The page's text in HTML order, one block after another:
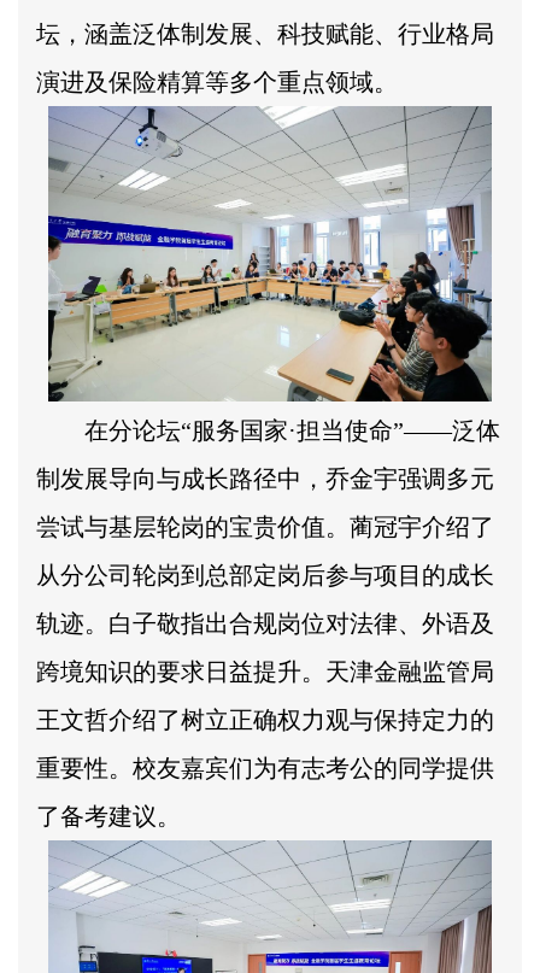
坛，涵盖泛体制发展、科技赋能、行业格局
演进及保险精算等多个重点领域。
在分论坛“服务国家·担当使命”——泛体
制发展导向与成长路径中，乔金宇强调多元
尝试与基层轮岗的宝贵价值。蔺冠宇介绍了
从分公司轮岗到总部定岗后参与项目的成长
轨迹。白子敬指出合规岗位对法律、外语及
跨境知识的要求日益提升。天津金融监管局
王文哲介绍了树立正确权力观与保持定力的
重要性。校友嘉宾们为有志考公的同学提供
了备考建议。